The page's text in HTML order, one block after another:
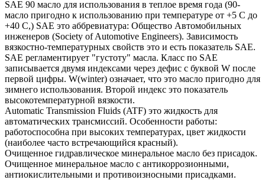
SAE 90 масло для использования в теплое время года (90-
масло пригодно к использованию при температуре от +5 С до
+40 С,) SAE это аббревиатура: Общество Автомобильных
инженеров (Society of Automotive Engineers). Зависимость
вязкостно-температурных свойств это и есть показатель SAE.
SAE регламентирует "густоту" масла. Класс по SAE
записывается двумя индексами через дефис с буквой W после
первой цифры. W(winter) означает, что это масло пригодно для
зимнего использования. Второй индекс это показатель
высокотемпературной вязкости.
Automatic Transmission Fluids (ATF) это жидкость для
автоматических трансмиссий. Особенности работы:
работоспособна при высоких температурах, цвет жидкости
(наиболее часто встречающийся красный).
Очищенное гидравлическое минеральное масло без присадок.
Очищенное минеральное масло с антикоррозионными,
антиокислительными и противоизносными присадками.